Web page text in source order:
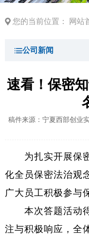
您的当前位置： 网站
公司新闻
速看！保密
稿件来源：宁夏西部创业
为扎实开展保密
化全员保密法治观
广大员工积极参与
本次答题活动得
注与积极响应，全